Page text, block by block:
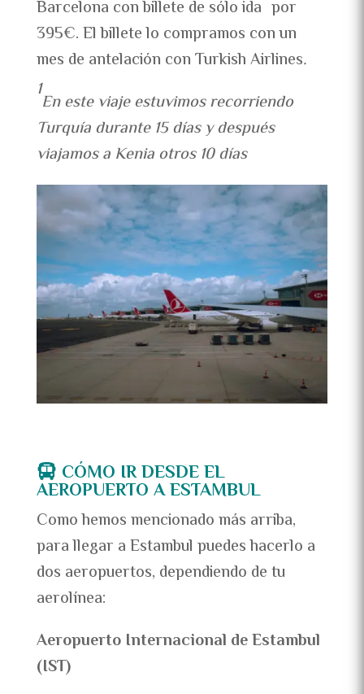
Barcelona con billete de sólo ida por
395€. El billete lo compramos con un
mes de antelación con Turkish Airlines.
1
En este viaje estuvimos recorriendo
Turquía durante 15 días y después
viajamos a Kenia otros 10 días
CÓMO IR DESDE EL
AEROPUERTO A ESTAMBUL
Como hemos mencionado más arriba,
para llegar a Estambul puedes hacerlo a
dos aeropuertos, dependiendo de tu
aerolínea:
Aeropuerto Internacional de Estambul
(IST)